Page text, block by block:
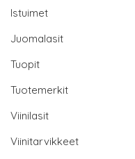
Istuimet
Juomalasit
Tuopit
Tuotemerkit
Viinilasit
Viinitarvikkeet